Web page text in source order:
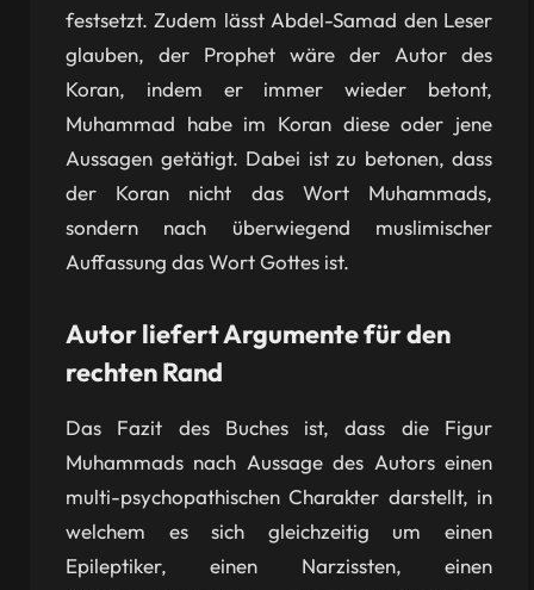
festsetzt. Zudem lässt Abdel-Samad den Leser
glauben, der Prophet wäre der Autor des
Koran, indem er immer wieder betont,
Muhammad habe im Koran diese oder jene
Aussagen getätigt. Dabei ist zu betonen, dass
der Koran nicht das Wort Muhammads,
sondern nach überwiegend muslimischer
Auffassung das Wort Gottes ist.
Autor liefert Argumente für den
rechten Rand
Das Fazit des Buches ist, dass die Figur
Muhammads nach Aussage des Autors einen
multi-psychopathischen Charakter darstellt, in
welchem es sich gleichzeitig um einen
Epileptiker, einen Narzissten, einen